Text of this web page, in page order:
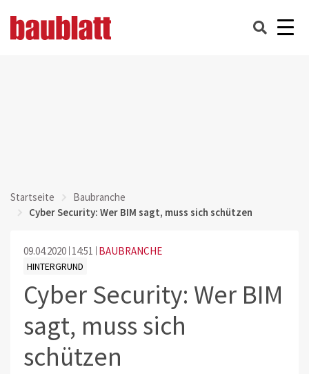
Startseite
Baubranche
Cyber Security: Wer BIM sagt, muss sich schützen
09.04.2020 14:51 BAUBRANCHE
HINTERGRUND
Cyber Security: Wer BIM
sagt, muss sich
schützen